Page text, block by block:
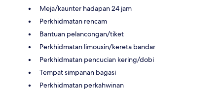
Meja/kaunter hadapan 24 jam
Perkhidmatan rencam
Bantuan pelancongan/tiket
Perkhidmatan limousin/kereta bandar
Perkhidmatan pencucian kering/dobi
Tempat simpanan bagasi
Perkhidmatan perkahwinan